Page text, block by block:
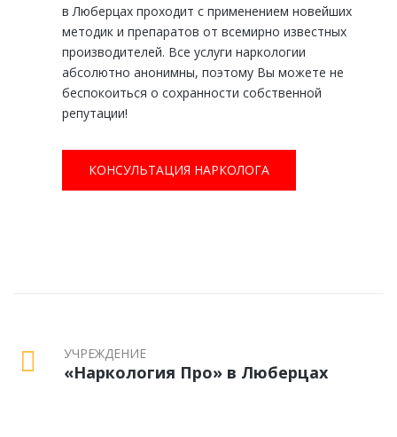
в Люберцах проходит с применением новейших
методик и препаратов от всемирно известных
производителей. Все услуги наркологии
абсолютно анонимны, поэтому Вы можете не
беспокоиться о сохранности собственной
репутации!
КОНСУЛЬТАЦИЯ НАРКОЛОГА
УЧРЕЖДЕНИЕ
«Наркология Про» в Люберцах